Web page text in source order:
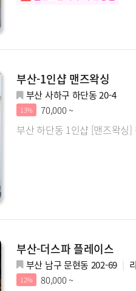
부산-1인샵 맨즈왁싱
부산 사하구 하단동 20-4
13% 70,000 ~
부산 하단동 1인샵 [맨즈왁싱
부산-더스파 플레이스
부산 남구 문현동 202-69
12% 80,000 ~